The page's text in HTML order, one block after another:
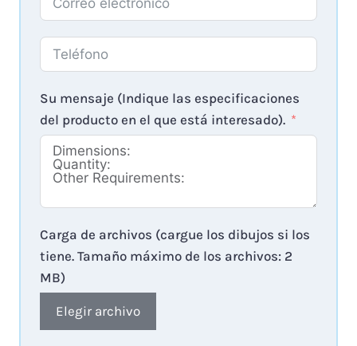
Su mensaje (Indique las especificaciones
del producto en el que está interesado).
Carga de archivos (cargue los dibujos si los
tiene. Tamaño máximo de los archivos: 2
MB)
Elegir archivo